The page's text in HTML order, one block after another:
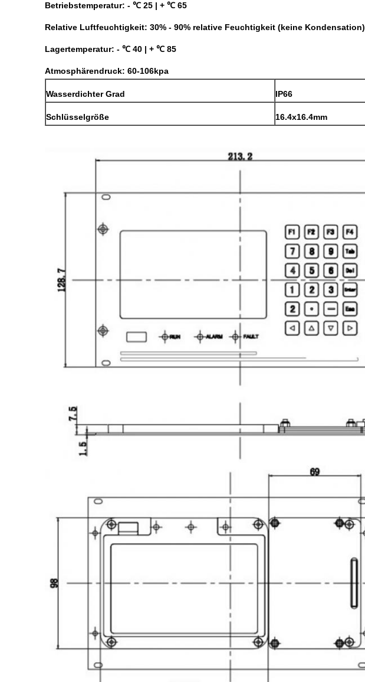
Betriebstemperatur: - ℃ 25 | + ℃ 65
Relative Luftfeuchtigkeit: 30% - 90% relative Feuchtigkeit (keine Kondensation)
Lagertemperatur: - ℃ 40 | + ℃ 85
Atmosphärendruck: 60-106kpa
Wasserdichter Grad IP66
Schlüsselgröße 16.4x16.4mm